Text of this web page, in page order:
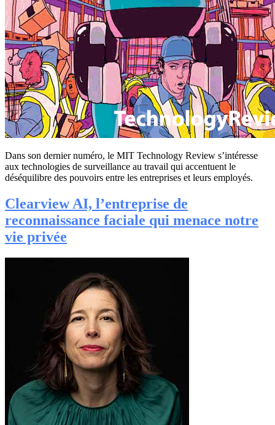
Dans son dernier numéro, le MIT Technology Review s’intéresse
aux technologies de surveillance au travail qui accentuent le
déséquilibre des pouvoirs entre les entreprises et leurs employés.
Clearview AI, l’entreprise de
reconnaissance faciale qui menace notre
vie privée